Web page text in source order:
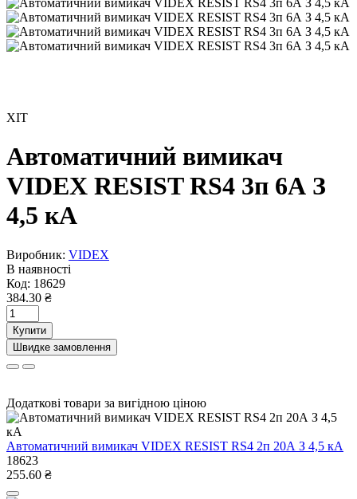
ХІТ
Автоматичний вимикач
VIDEX RESIST RS4 3п 6А З
4,5 кА
Виробник: VIDEX
В наявності
Код: 18629
384.30 ₴
Купити
Швидке замовлення
Додаткові товари за вигідною ціною
Автоматичний вимикач VIDEX RESIST RS4 2п 20А З 4,5 кА
18623
255.60 ₴